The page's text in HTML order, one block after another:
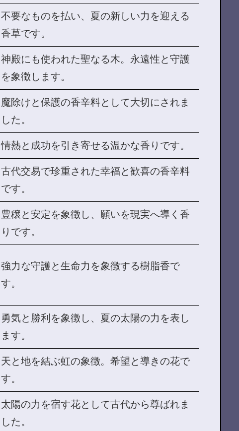
不要なものを払い、夏の新しい力を迎える
香草です。
神殿にも使われた聖なる木。永遠性と守護
を象徴します。
魔除けと保護の香辛料として大切にされま
した。
情熱と成功を引き寄せる温かな香りです。
古代交易で珍重された幸福と歓喜の香辛料
です。
豊穣と安定を象徴し、願いを現実へ導く香
りです。
強力な守護と生命力を象徴する樹脂香で
す。
勇気と勝利を象徴し、夏の太陽の力を表し
ます。
天と地を結ぶ虹の象徴。希望と導きの花で
す。
太陽の力を宿す花として古代から尊ばれま
した。